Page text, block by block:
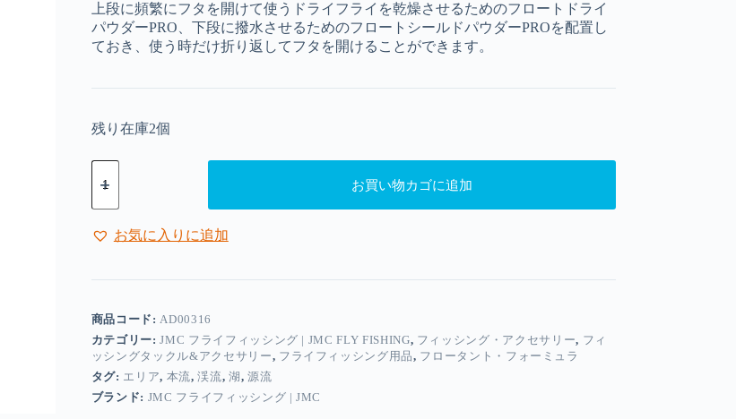
上段に頻繁にフタを開けて使うドライフライを乾燥させるためのフロートドライ
パウダーPRO、下段に撥水させるためのフロートシールドパウダーPROを配置し
ておき、使う時だけ折り返してフタを開けることができます。
残り在庫2個
JMC
ル
ダ
DUO
個
お買い物カゴに追加
お気に入りに追加
商品コード:AD00316
カテゴリー:JMC フライフィッシング | JMC FLY FISHING, フィッシング・アクセサリー, フィ
ッシングタックル&アクセサリー, フライフィッシング用品, フロータント・フォーミュラ
タグ: エリア, 本流,渓流, 湖 , 源流
ブランド: JMC フライフィッシング | JMC